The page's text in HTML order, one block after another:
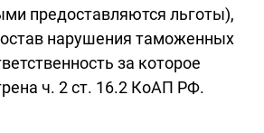
предоставляются льготы),
нарушения таможенных
за которое
ч. 2 ст. 16.2 КоАП РФ.